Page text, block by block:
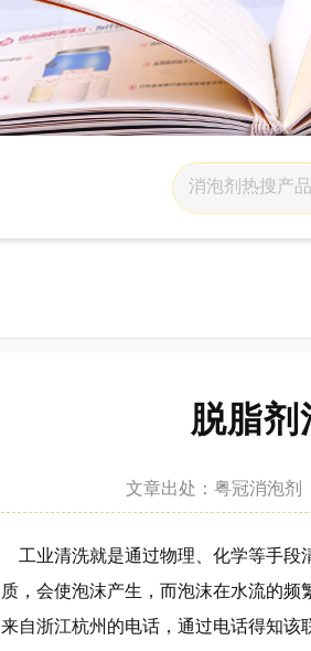
脱脂剂
文章出处：粤冠消泡剂
工业清洗就是通过物理、化学等手
质，会使泡沫产生，而泡沫在水流的频
来自浙江杭州的电话，通过电话得知